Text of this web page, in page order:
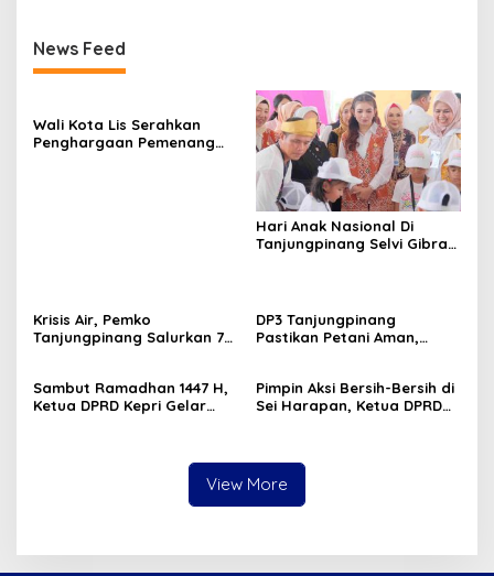
News Feed
Wali Kota Lis Serahkan
Penghargaan Pemenang
Hari Anak Nasional Di
Tanjungpinang Selvi Gibran
Krisis Air, Pemko
Tanjungpinang Salurkan 75
DP3 Tanjungpinang
Pastikan Petani Aman,
Sambut Ramadhan 1447 H,
Ketua DPRD Kepri Gelar
Pimpin Aksi Bersih-Bersih di
Sei Harapan, Ketua DPRD
View More